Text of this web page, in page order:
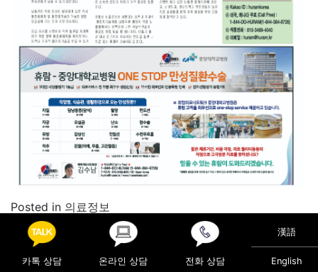
Posted in 의료정보
Post navigation
한랭질환 및 심뇌혈관질환 경보
‘소리 없는 뼈 도둑’ 골다공증,
카톡 상담 온라인 상담 전화 상담
漢語
English